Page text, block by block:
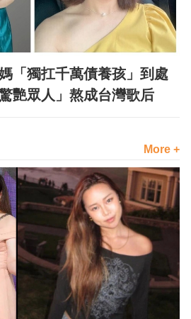
「獨扛千萬債養孩」到處
艷眾人」熬成台灣歌后
More +